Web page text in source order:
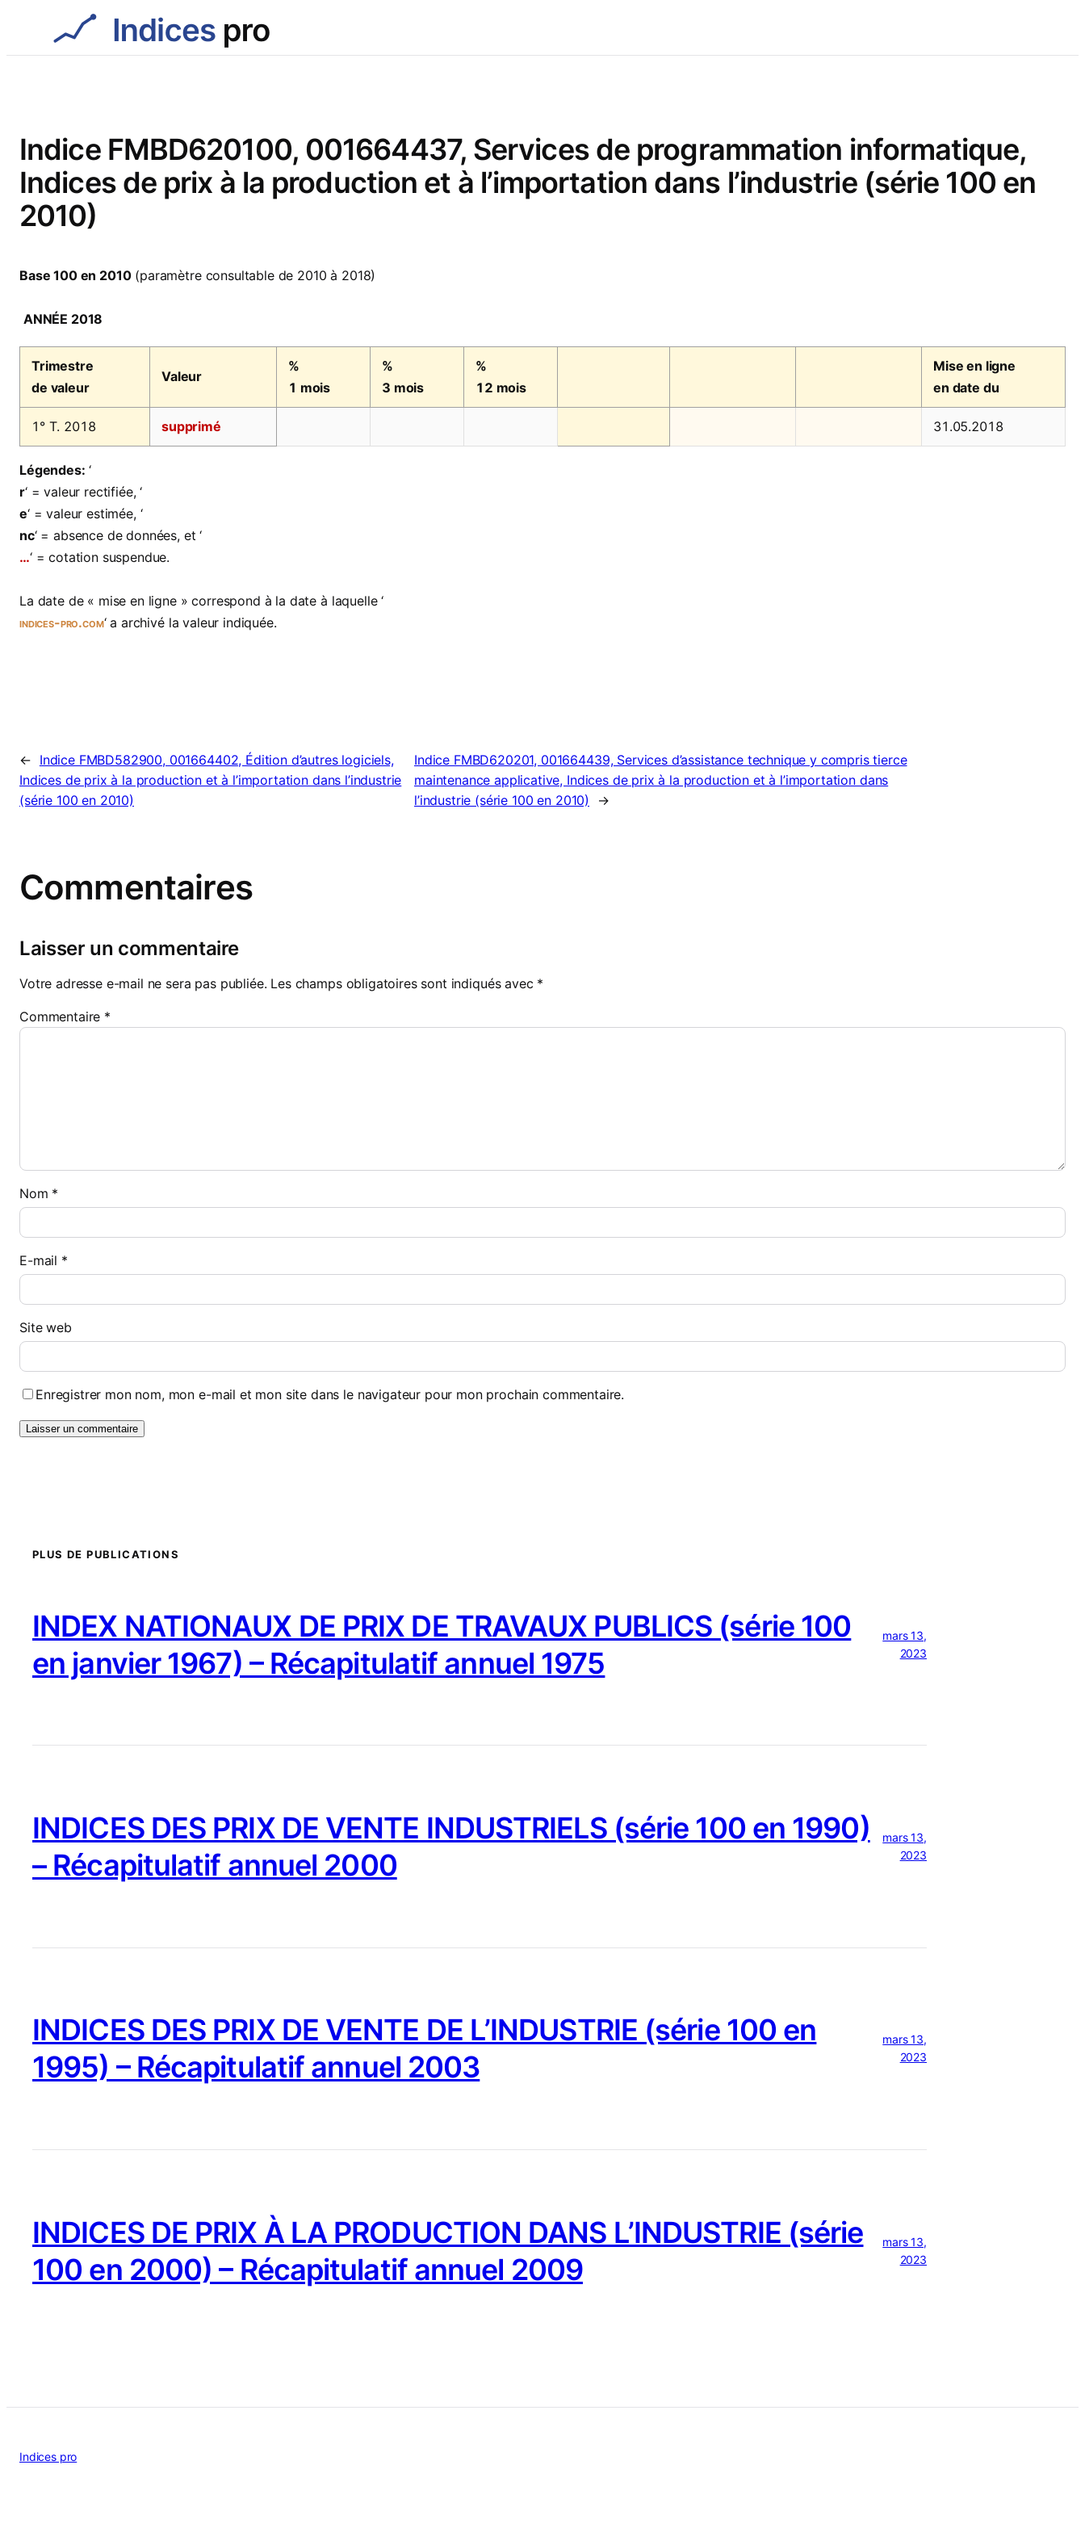
contenu
Indice FMBD620100, 001664437, Services de programmation informatique,
Indices de prix à la production et à l’importation dans l’industrie (série 100 en
2010)
Base 100 en 2010(paramètre consultable de 2010 à 2018)
ANNÉE 2018
Trimestre
de valeur
Valeur
%
1 mois
%
3 mois
%
12 mois
Mise en ligne
en date du
1° T. 2018 supprimé 31.05.2018
Légendes: ‘
r‘ = valeur rectifiée, ‘
e‘ = valeur estimée, ‘
nc‘ = absence de données, et ‘
…‘ = cotation suspendue.
La date de « mise en ligne » correspond à la date à laquelle ‘
indices-pro.com‘ a archivé la valeur indiquée.
← Indice FMBD582900, 001664402, Édition d’autres logiciels,
Indices de prix à la production et à l’importation dans l’industrie
(série 100 en 2010)
Indice FMBD620201, 001664439, Services d’assistance technique y compris tierce
maintenance applicative, Indices de prix à la production et à l’importation dans
l’industrie (série 100 en 2010)
→
Commentaires
Laisser un commentaire
Votre adresse e-mail ne sera pas publiée. Les champs obligatoires sont indiqués avec *
Commentaire *
Nom *
E-mail *
Site web
Enregistrer mon nom, mon e-mail et mon site dans le navigateur pour mon prochain commentaire.
PLUS DE PUBLICATIONS
INDEX NATIONAUX DE PRIX DE TRAVAUX PUBLICS (série 100
en janvier 1967) – Récapitulatif annuel 1975
mars 13,
2023
INDICES DES PRIX DE VENTE INDUSTRIELS (série 100 en 1990)
– Récapitulatif annuel 2000
mars 13,
2023
INDICES DES PRIX DE VENTE DE L’INDUSTRIE (série 100 en
1995) – Récapitulatif annuel 2003
mars 13,
2023
INDICES DE PRIX À LA PRODUCTION DANS L’INDUSTRIE (série
100 en 2000) – Récapitulatif annuel 2009
mars 13,
2023
Indices pro